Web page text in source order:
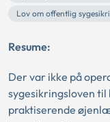
Lov om offentlig
Resume:
Der var ikke på
sygesikringsloven
praktiserende